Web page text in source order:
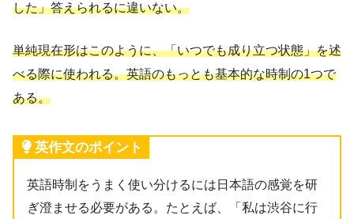
した」答えられるに違いない。
単純現在形はこのように、「いつでも成り立つ状態」を述
べる際に使われる。英語のもっとも基本的な時制の1つで
ある。
英作文のポイント
英語時制をうまく使い分けるには日本語の感覚を研
ぎ澄ませる必要がある。たとえば、「私は渋谷に行